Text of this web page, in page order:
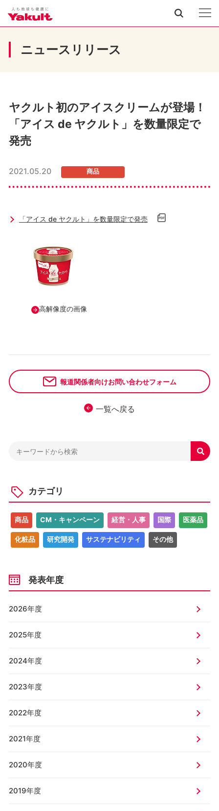
ニュースリリース
ヤクルト初のアイスクリームが登場！
「アイス de ヤクルト」を数量限定で
発売
2021.05.20 商品
「アイス de ヤクルト」を数量限定で発売
高解像度の画像
一覧へ戻る
報道関係者向けお問い合わせフォーム

カテゴリ
商品 CM・キャンペーン 経営・人事 国際 医薬品
化粧品 研究開発 サステナビリティ その他
発表年度
2026年度
2025年度
2024年度
2023年度
2022年度
2021年度
2020年度
2019年度